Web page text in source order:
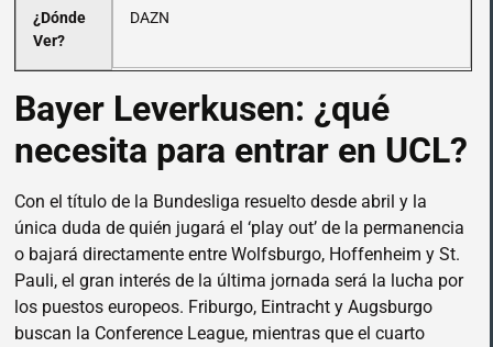
¿Dónde
Ver?
DAZN
Bayer Leverkusen: ¿qué
necesita para entrar en UCL?
Con el título de la Bundesliga resuelto desde abril y la
única duda de quién jugará el ‘play out’ de la permanencia
o bajará directamente entre Wolfsburgo, Hoffenheim y St.
Pauli, el gran interés de la última jornada será la lucha por
los puestos europeos. Friburgo, Eintracht y Augsburgo
buscan la Conference League, mientras que el cuarto